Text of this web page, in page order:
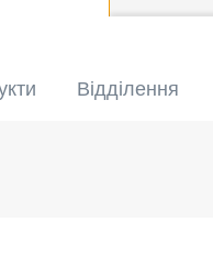
Відділення